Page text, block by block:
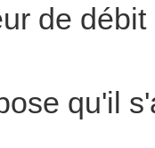
de
qu'il